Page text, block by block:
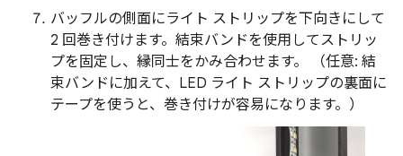
バッフルの側面にライト ストリップを下向きにして
2 回巻き付けます。結束バンドを使用してストリッ
プを固定し、縁同士をかみ合わせます。 （任意: 結
束バンドに加えて、LED ライト ストリップの裏面に
テープを使うと、巻き付けが容易になります。）